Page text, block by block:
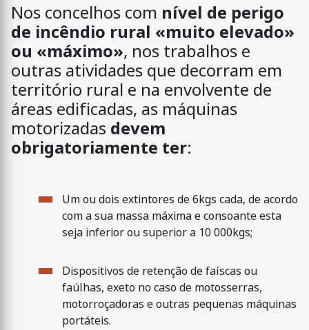
Nos concelhos com nível de perigo
de incêndio rural «muito elevado»
ou «máximo», nos trabalhos e
outras atividades que decorram em
território rural e na envolvente de
áreas edificadas, as máquinas
motorizadas devem
obrigatoriamente ter:
Um ou dois extintores de 6kgs cada, de acordo
com a sua massa máxima e consoante esta
seja inferior ou superior a 10 000kgs;
Dispositivos de retenção de faíscas ou
faúlhas, exeto no caso de motosserras,
motorroçadoras e outras pequenas máquinas
portáteis.